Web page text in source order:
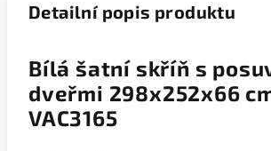
Detailní popis produktu
Bílá šatní skříň s
dveřmi 298x252x66
VAC3165